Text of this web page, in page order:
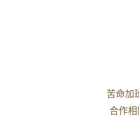
苦命加
合作相